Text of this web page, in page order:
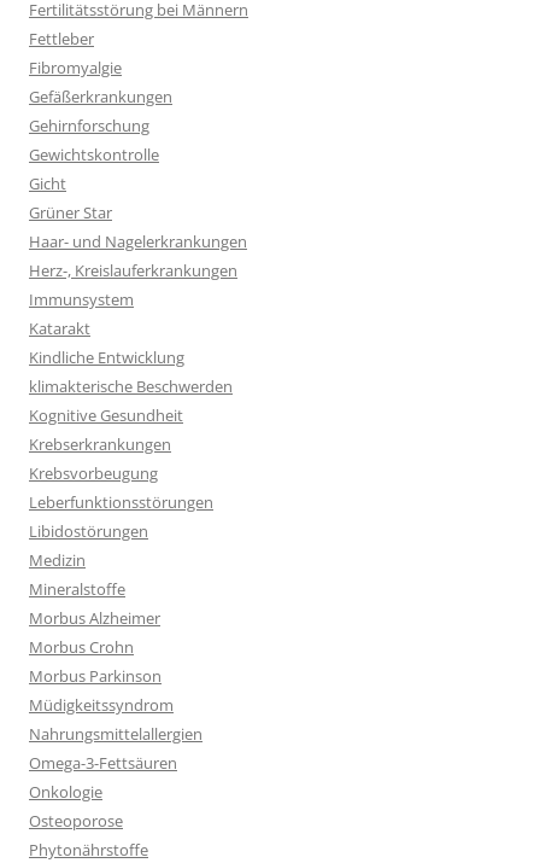
Fertilitätsstörung bei Männern
Fettleber
Fibromyalgie
Gefäßerkrankungen
Gehirnforschung
Gewichtskontrolle
Gicht
Grüner Star
Haar- und Nagelerkrankungen
Herz-, Kreislauferkrankungen
Immunsystem
Katarakt
Kindliche Entwicklung
klimakterische Beschwerden
Kognitive Gesundheit
Krebserkrankungen
Krebsvorbeugung
Leberfunktionsstörungen
Libidostörungen
Medizin
Mineralstoffe
Morbus Alzheimer
Morbus Crohn
Morbus Parkinson
Müdigkeitssyndrom
Nahrungsmittelallergien
Omega-3-Fettsäuren
Onkologie
Osteoporose
Phytonährstoffe